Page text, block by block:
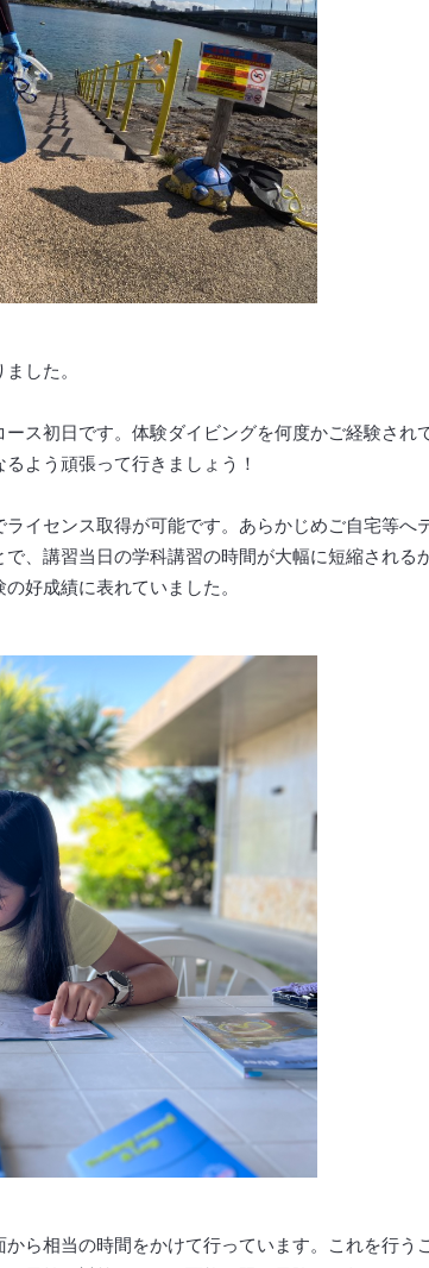
した。
ス初日です。体験ダイビングを何度かご経験され
よう頑張って行きましょう！
イセンス取得が可能です。あらかじめご自宅等へ
、講習当日の学科講習の時間が大幅に短縮される
好成績に表れていました。
ら相当の時間をかけて行っています。これを行う